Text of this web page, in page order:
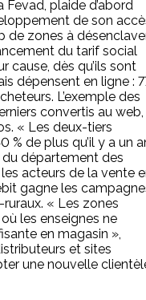
plaide d’abord
de son
de zones à
du tarif social
cause, dès qu’ils sont
dépensent en ligne :
L’exemple des
convertis au web,
« Les deux-tiers
% de plus qu’il y a un
du département des
acteurs de la vente
gagne les
« Les zones
les enseignes ne
en magasin »,
et sites
une nouvelle